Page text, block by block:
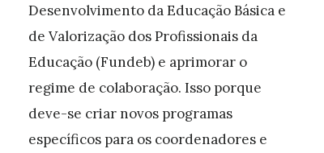
Desenvolvimento da Educação Básica e
de Valorização dos Profissionais da
Educação (Fundeb) e aprimorar o
regime de colaboração. Isso porque
deve-se criar novos programas
específicos para os coordenadores e